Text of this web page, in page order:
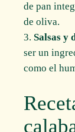
de pan
de oliva.
Salsas y
ser un
como el